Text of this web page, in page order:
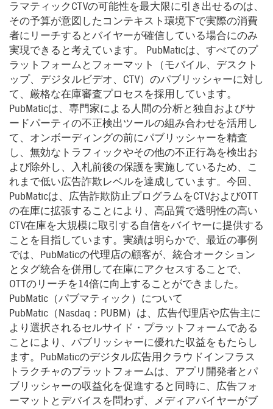
ラマティックCTVの可能性を最大限に引き出せるのは、
その予算が意図したコンテキスト環境下で実際の消費
者にリーチするとバイヤーが確信している場合にのみ
実現できると考えています。 PubMaticは、すべてのプ
ラットフォームとフォーマット（モバイル、デスクト
ップ、デジタルビデオ、CTV）のパブリッシャーに対し
て、厳格な在庫審査プロセスを採用しています。
PubMaticは、専門家による人間の分析と独自およびサ
ードパーティの不正検出ツールの組み合わせを活用し
て、オンボーディングの前にパブリッシャーを精査
し、無効なトラフィックやその他の不正行為を検出お
よび除外し、入札前後の保護を実施しているため、こ
れまで低い広告詐欺レベルを達成しています。今回、
PubMaticは、広告詐欺防止プログラムをCTVおよびOTT
の在庫に拡張することにより、高品質で透明性の高い
CTV在庫を大規模に取引する自信をバイヤーに提供する
ことを目指しています。実績は明らかで、最近の事例
では、PubMaticの代理店の顧客が、統合オークション
とタグ統合を併用して在庫にアクセスすることで、
OTTのリーチを14倍に向上することができました。
PubMatic（パブマティック）について
PubMatic（Nasdaq：PUBM）は、広告代理店や広告主に
より選択されるセルサイド・プラットフォームである
ことにより、パブリッシャーに優れた収益をもたらし
ます。PubMaticのデジタル広告用クラウドインフラス
トラクチャのプラットフォームは、アプリ開発者とパ
ブリッシャーの収益化を促進すると同時に、広告フォ
ーマットとデバイスを問わず、メディアバイヤーがブ